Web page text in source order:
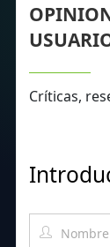
Críticas,